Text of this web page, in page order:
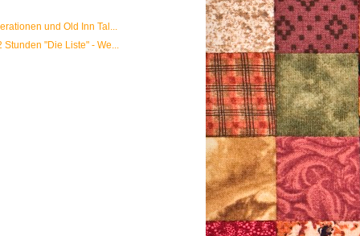
und Old Inn Tal...
"Die Liste" - We...